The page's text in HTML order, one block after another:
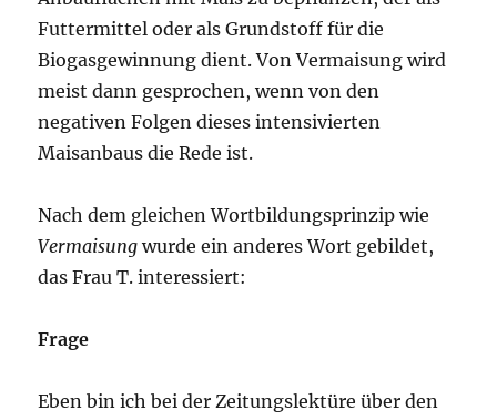
Futtermittel oder als Grundstoff für die
Biogasgewinnung dient. Von Vermaisung wird
meist dann gesprochen, wenn von den
negativen Folgen dieses intensivierten
Maisanbaus die Rede ist.
Nach dem gleichen Wortbildungsprinzip wie
Vermaisung wurde ein anderes Wort gebildet,
das Frau T. interessiert:
Frage
Eben bin ich bei der Zeitungslektüre über den